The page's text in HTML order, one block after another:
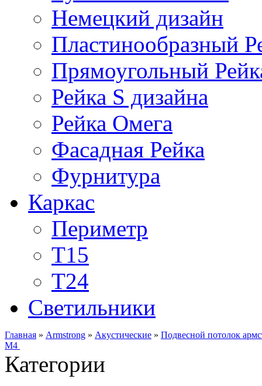
Немецкий дизайн
Пластинообразный
Прямоугольный
Рейка S дизайна
Рейка Омега
Фасадная Рейка
Фурнитура
Каркас
Периметр
Т15
Т24
Светильники
Главная » Armstrong » Акустические » Подвесной потолок
M4
Категории